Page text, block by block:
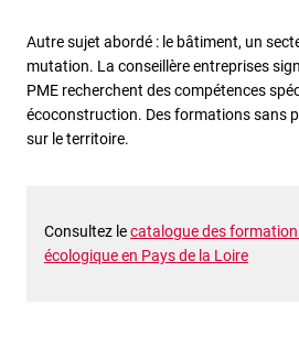
Autre sujet abordé : le bâtiment, un
mutation. La conseillère entreprises
PME recherchent des compétences
écoconstruction. Des formations sans
sur le territoire.
Consultez lecatalogue des
écologique en Pays de la Loire